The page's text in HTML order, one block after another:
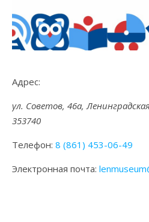
Адрес:
ул. Советов, 46а,
353740
Телефон: 8 (861) 453-06-49
Электронная почта: